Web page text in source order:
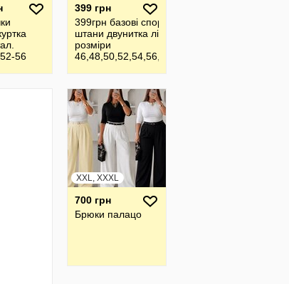
56
399 грн
399грн базові спортивні
штани двунитка літо-осінь
розміри
46,48,50,52,54,56,58,60,62,64
XXL, XXXL
700 грн
Брюки палацо